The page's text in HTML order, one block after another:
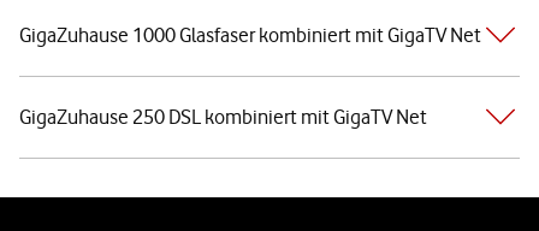
GigaZuhause 1000 Glasfaser kombiniert mit GigaTV Net
GigaZuhause 250 DSL kombiniert mit GigaTV Net